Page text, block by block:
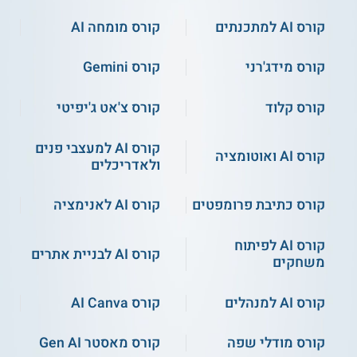
קורס AI למתכנתים
קורס מומחה AI
קורס מידג'רני
קורס Gemini
קורס קלוד
קורס צ'אט ג'יפיטי
קורס AI ואוטומציה
קורס AI למעצבי פנים
ולאדריכלים
קורס כתיבת פרומפטים
קורס AI לאנימציה
קורס AI לפיתוח
משחקים
קורס AI לבניית אתרים
קורס AI למנהלים
קורס AI Canva
קורס מודלי שפה
קורס מאסטר Gen AI